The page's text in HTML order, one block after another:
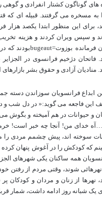
های گوناگون کشتار انفرادی و گوهی
به مسخره می گرفتند. قبیله ای که
برای این منظور ابتدا یکصد هزار
و سپس ویران کردند و هزینه
فرمانده بوزوت=bugeaut
فاتحان دژخیم فرانسوی در
منادیان آزادی و حقوق بشر
این فاجعه می گوید:« در دل شب و
و حیوانات در هم آمیخته و بگوش
خدای من! آنجا چه خبر است!
سوخته اند، پیش چشمم مردی را
همه ساکنان یکی شهرهای
شوند، وقتی مردم از رفتن
نهرها از زنان و مردان و
یک شبانه روز ادامه داشت، شمار